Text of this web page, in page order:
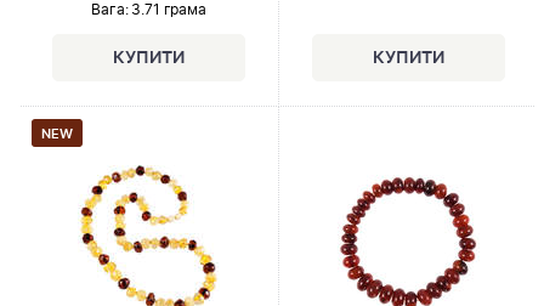
Вага: 3.71 грама
NEW